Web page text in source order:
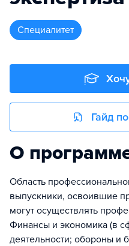
специалитет
Гайд
О
Область
выпускники, освоившие
могут осуществлять
Финансы и экономика (в
деятельности; обороны и